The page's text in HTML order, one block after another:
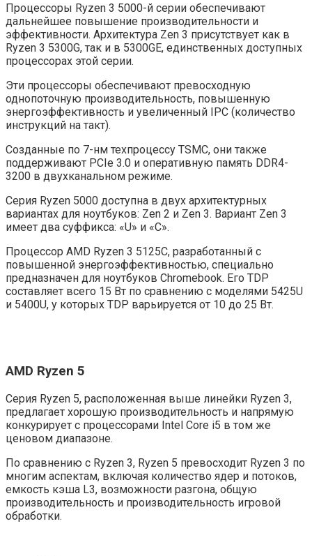
Процессоры Ryzen 3 5000-й серии обеспечивают
дальнейшее повышение производительности и
эффективности. Архитектура Zen 3 присутствует как в
Ryzen 3 5300G, так и в 5300GE, единственных доступных
процессорах этой серии.
Эти процессоры обеспечивают превосходную
однопоточную производительность, повышенную
энергоэффективность и увеличенный IPC (количество
инструкций на такт).
Созданные по 7-нм техпроцессу TSMC, они также
поддерживают PCIe 3.0 и оперативную память DDR4-
3200 в двухканальном режиме.
Серия Ryzen 5000 доступна в двух архитектурных
вариантах для ноутбуков: Zen 2 и Zen 3. Вариант Zen 3
имеет два суффикса: «U» и «C».
Процессор AMD Ryzen 3 5125C, разработанный с
повышенной энергоэффективностью, специально
предназначен для ноутбуков Chromebook. Его TDP
составляет всего 15 Вт по сравнению с моделями 5425U
и 5400U, у которых TDP варьируется от 10 до 25 Вт.
AMD Ryzen 5
Серия Ryzen 5, расположенная выше линейки Ryzen 3,
предлагает хорошую производительность и напрямую
конкурирует с процессорами Intel Core i5 в том же
ценовом диапазоне.
По сравнению с Ryzen 3, Ryzen 5 превосходит Ryzen 3 по
многим аспектам, включая количество ядер и потоков,
емкость кэша L3, возможности разгона, общую
производительность и производительность игровой
обработки.